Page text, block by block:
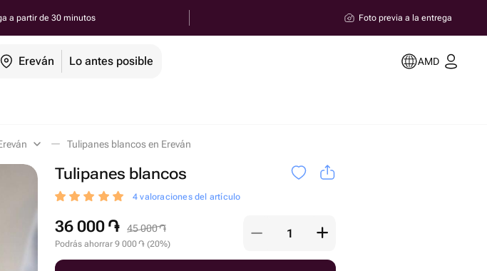
a partir de 30 minutos Foto previa a la entrega
Ereván Lo antes posible AMD
Tulipanes blancos en Ereván
Tulipanes blancos
4 valoraciones del artículo
36 000 ֏ 45 000֏
Podrás ahorrar 9 000֏ (20%)